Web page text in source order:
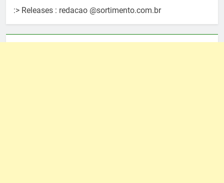
:> Releases : redacao @sortimento.com.br